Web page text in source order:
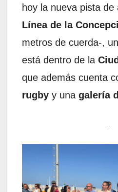
hoy la nueva pista de
Línea de la
metros de cuerda-,
está dentro de la
que además cuenta
rugby y una galería
.